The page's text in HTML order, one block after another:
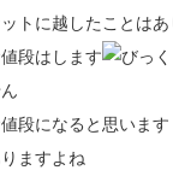
トに越したことはあ
段はします
段になると思います
ますよね